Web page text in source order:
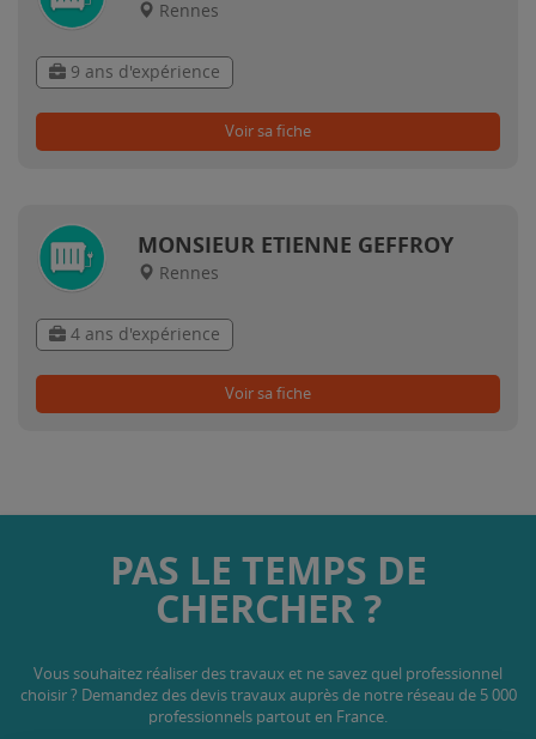
Rennes
9 ans d'expérience
Voir sa fiche
MONSIEUR ETIENNE GEFFROY
Rennes
4 ans d'expérience
Voir sa fiche
PAS LE TEMPS DE
CHERCHER ?
Vous souhaitez réaliser des travaux et ne savez quel professionnel
choisir ? Demandez des devis travaux auprès de notre réseau de 5 000
professionnels partout en France.